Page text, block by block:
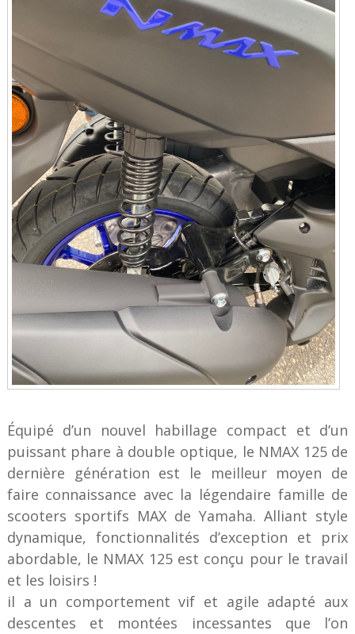
Équipé d’un nouvel habillage compact et d’un
puissant phare à double optique, le NMAX 125 de
dernière génération est le meilleur moyen de
faire connaissance avec la légendaire famille de
scooters sportifs MAX de Yamaha. Alliant style
dynamique, fonctionnalités d’exception et prix
abordable, le NMAX 125 est conçu pour le travail
et les loisirs !
il a un comportement vif et agile adapté aux
descentes et montées incessantes que l’on